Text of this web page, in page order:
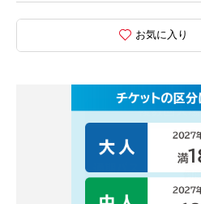
お気に入り